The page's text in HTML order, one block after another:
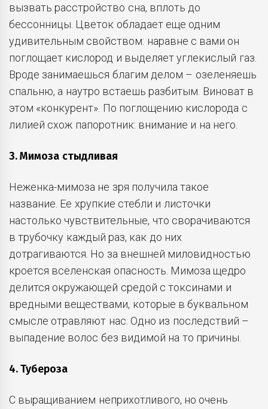
вызвать расстройство сна, вплоть до
бессонницы. Цветок обладает еще одним
удивительным свойством: наравне с вами он
поглощает кислород и выделяет углекислый газ.
Вроде занимаешься благим делом – озеленяешь
спальню, а наутро встаешь разбитым. Виноват в
этом «конкурент». По поглощению кислорода с
лилией схож папоротник: внимание и на него.
3. Мимоза стыдливая
Неженка-мимоза не зря получила такое
название. Ее хрупкие стебли и листочки
настолько чувствительные, что сворачиваются
в трубочку каждый раз, как до них
дотрагиваются. Но за внешней миловидностью
кроется вселенская опасность. Мимоза щедро
делится окружающей средой с токсинами и
вредными веществами, которые в буквальном
смысле отравляют нас. Одно из последствий –
выпадение волос без видимой на то причины.
4. Тубероза
С выращиванием неприхотливого, но очень